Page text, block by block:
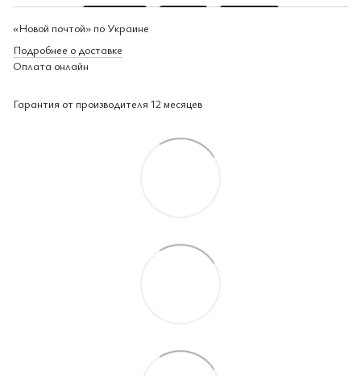
«Новой почтой» по Украине
Подробнее о доставке
Оплата онлайн
Гарантия от производителя 12 месяцев